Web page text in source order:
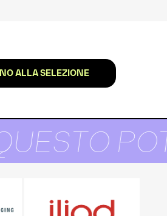
ALLA SELEZIONE